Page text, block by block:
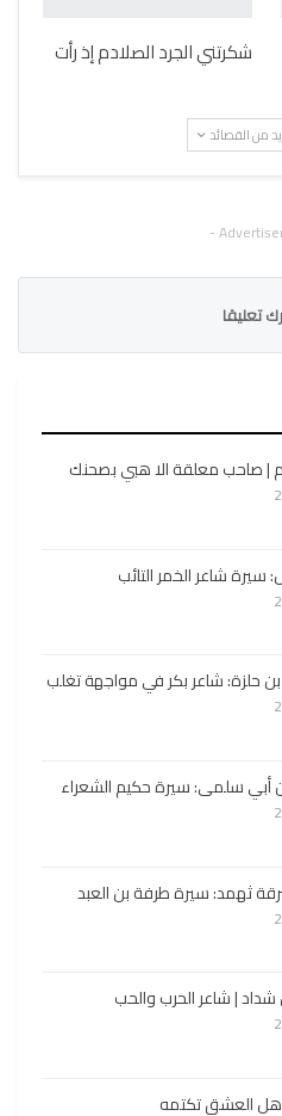
شكرتني الجرد الصلادم إذ رأت
من القصائد
-
تعليقا
| صاحب معلقة الا هبي بصحنك
سيرة شاعر الخمر التائب
حلزة: شاعر بكر في مواجهة تغلب
أبي سلمى: سيرة حكيم الشعراء
ثهمد: سيرة طرفة بن العبد
| شاعر الحرب والحب
العشق تكتمه